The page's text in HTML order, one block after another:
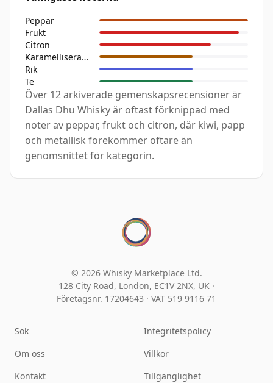
Peppar
Frukt
Citron
Karamelliserad Frukt
Rik
Te
Över 12 arkiverade gemenskapsrecensioner är
Dallas Dhu Whisky är oftast förknippad med
noter av peppar, frukt och citron, där kiwi, papp
och metallisk förekommer oftare än
genomsnittet för kategorin.
© 2026 Whisky Marketplace Ltd.
128 City Road, London, EC1V 2NX, UK ·
Företagsnr. 17204643 · VAT 519 9116 71
Sök
Om oss
Kontakt
Integritetspolicy
Villkor
Tillgänglighet